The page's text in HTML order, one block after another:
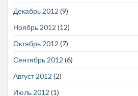
Декабрь 2012 (9)
Ноябрь 2012 (12)
Октябрь 2012 (7)
Сентябрь 2012 (6)
Август 2012 (2)
Июль 2012 (1)